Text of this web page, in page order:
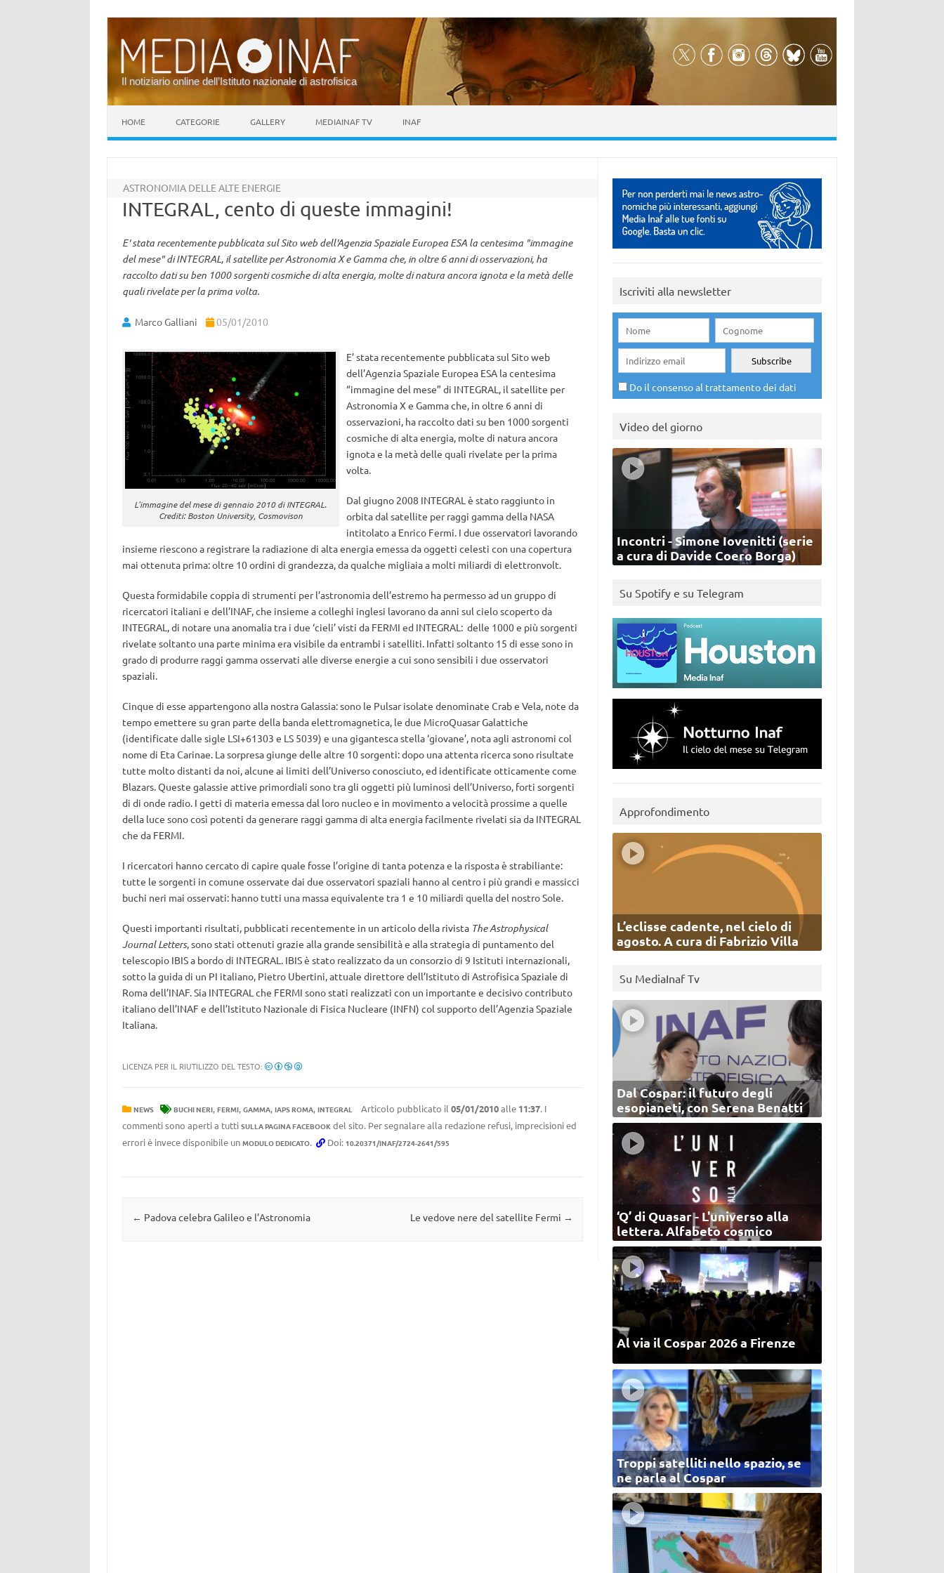
Il notiziario online dell’Istituto nazionale di astrofisica
HOME CATEGORIE GALLERY MEDIAINAF TV INAF
ASTRONOMIA DELLE ALTE ENERGIE
INTEGRAL, cento di queste immagini!
E' stata recentemente pubblicata sul Sito web dell'Agenzia Spaziale Europea ESA la centesima "immagine
del mese" di INTEGRAL, il satellite per Astronomia X e Gamma che, in oltre 6 anni di osservazioni, ha
raccolto dati su ben 1000 sorgenti cosmiche di alta energia, molte di natura ancora ignota e la metà delle
quali rivelate per la prima volta.
Marco Galliani 05/01/2010
L'immagine del mese di gennaio 2010 di INTEGRAL.
Crediti: Boston University, Cosmovison
E’ stata recentemente pubblicata sul Sito web
dell’Agenzia Spaziale Europea ESA la centesima
“immagine del mese” di INTEGRAL, il satellite per
Astronomia X e Gamma che, in oltre 6 anni di
osservazioni, ha raccolto dati su ben 1000 sorgenti
cosmiche di alta energia, molte di natura ancora
ignota e la metà delle quali rivelate per la prima
volta.
Dal giugno 2008 INTEGRAL è stato raggiunto in
orbita dal satellite per raggi gamma della NASA
intitolato a Enrico Fermi. I due osservatori lavorando
insieme riescono a registrare la radiazione di alta energia emessa da oggetti celesti con una copertura
mai ottenuta prima: oltre 10 ordini di grandezza, da qualche migliaia a molti miliardi di elettronvolt.
Questa formidabile coppia di strumenti per l’astronomia dell’estremo ha permesso ad un gruppo di
ricercatori italiani e dell’INAF, che insieme a colleghi inglesi lavorano da anni sul cielo scoperto da
INTEGRAL, di notare una anomalia tra i due ‘cieli’ visti da FERMI ed INTEGRAL: delle 1000 e più sorgenti
rivelate soltanto una parte minima era visibile da entrambi i satelliti. Infatti soltanto 15 di esse sono in
grado di produrre raggi gamma osservati alle diverse energie a cui sono sensibili i due osservatori
spaziali.
Cinque di esse appartengono alla nostra Galassia: sono le Pulsar isolate denominate Crab e Vela, note da
tempo emettere su gran parte della banda elettromagnetica, le due MicroQuasar Galattiche
(identificate dalle sigle LSI+61303 e LS 5039) e una gigantesca stella ‘giovane’, nota agli astronomi col
nome di Eta Carinae. La sorpresa giunge delle altre 10 sorgenti: dopo una attenta ricerca sono risultate
tutte molto distanti da noi, alcune ai limiti dell’Universo conosciuto, ed identificate otticamente come
Blazars. Queste galassie attive primordiali sono tra gli oggetti più luminosi dell’Universo, forti sorgenti
di di onde radio. I getti di materia emessa dal loro nucleo e in movimento a velocità prossime a quelle
della luce sono così potenti da generare raggi gamma di alta energia facilmente rivelati sia da INTEGRAL
che da FERMI.
I ricercatori hanno cercato di capire quale fosse l’origine di tanta potenza e la risposta è strabiliante:
tutte le sorgenti in comune osservate dai due osservatori spaziali hanno al centro i più grandi e massicci
buchi neri mai osservati: hanno tutti una massa equivalente tra 1 e 10 miliardi quella del nostro Sole.
Questi importanti risultati, pubblicati recentemente in un articolo della rivista The Astrophysical
Journal Letters, sono stati ottenuti grazie alla grande sensibilità e alla strategia di puntamento del
telescopio IBIS a bordo di INTEGRAL. IBIS è stato realizzato da un consorzio di 9 Istituti internazionali,
sotto la guida di un PI italiano, Pietro Ubertini, attuale direttore dell’Istituto di Astrofisica Spaziale di
Roma dell’INAF. Sia INTEGRAL che FERMI sono stati realizzati con un importante e decisivo contributo
italiano dell’INAF e dell’Istituto Nazionale di Fisica Nucleare (INFN) col supporto dell’Agenzia Spaziale
Italiana.
LICENZA PER IL RIUTILIZZO DEL TESTO:
NEWS BUCHI NERI, FERMI, GAMMA, IAPS ROMA, INTEGRAL Articolo pubblicato il 05/01/2010alle 11:37. I
commenti sono aperti a tutti SULLA PAGINA FACEBOOKdel sito. Per segnalare alla redazione refusi, imprecisioni ed
errori è invece disponibile un MODULO DEDICATO. Doi: 10.20371/INAF/2724-2641/595
Navigazione articolo
← Padova celebra Galileo e l’Astronomia Le vedove nere del satellite Fermi →
Iscriviti alla newsletter
Do il consenso al trattamento dei dati
Video del giorno
Incontri - Simone Iovenitti (serie
a cura di Davide Coero Borga)
Su Spotify e su Telegram
Approfondimento
L’eclisse cadente, nel cielo di
agosto. A cura di Fabrizio Villa
Su MediaInaf Tv
Dal Cospar: il futuro degli
esopianeti, con Serena Benatti
‘Q’ di Quasar - L'universo alla
lettera. Alfabeto cosmico
Al via il Cospar 2026 a Firenze
Troppi satelliti nello spazio, se
ne parla al Cospar